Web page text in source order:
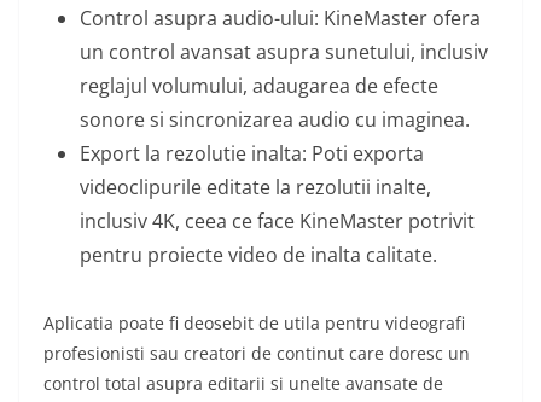
Control asupra audio-ului: KineMaster ofera
un control avansat asupra sunetului, inclusiv
reglajul volumului, adaugarea de efecte
sonore si sincronizarea audio cu imaginea.
Export la rezolutie inalta: Poti exporta
videoclipurile editate la rezolutii inalte,
inclusiv 4K, ceea ce face KineMaster potrivit
pentru proiecte video de inalta calitate.
Aplicatia poate fi deosebit de utila pentru videografi
profesionisti sau creatori de continut care doresc un
control total asupra editarii si unelte avansate de